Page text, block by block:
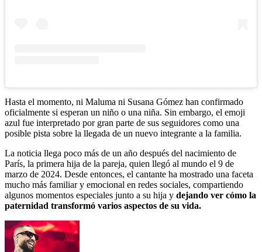
Hasta el momento, ni Maluma ni Susana Gómez han confirmado
oficialmente si esperan un niño o una niña. Sin embargo, el emoji
azul fue interpretado por gran parte de sus seguidores como una
posible pista sobre la llegada de un nuevo integrante a la familia.
La noticia llega poco más de un año después del nacimiento de
París, la primera hija de la pareja, quien llegó al mundo el 9 de
marzo de 2024. Desde entonces, el cantante ha mostrado una faceta
mucho más familiar y emocional en redes sociales, compartiendo
algunos momentos especiales junto a su hija y dejando ver cómo la
paternidad transformó varios aspectos de su vida.